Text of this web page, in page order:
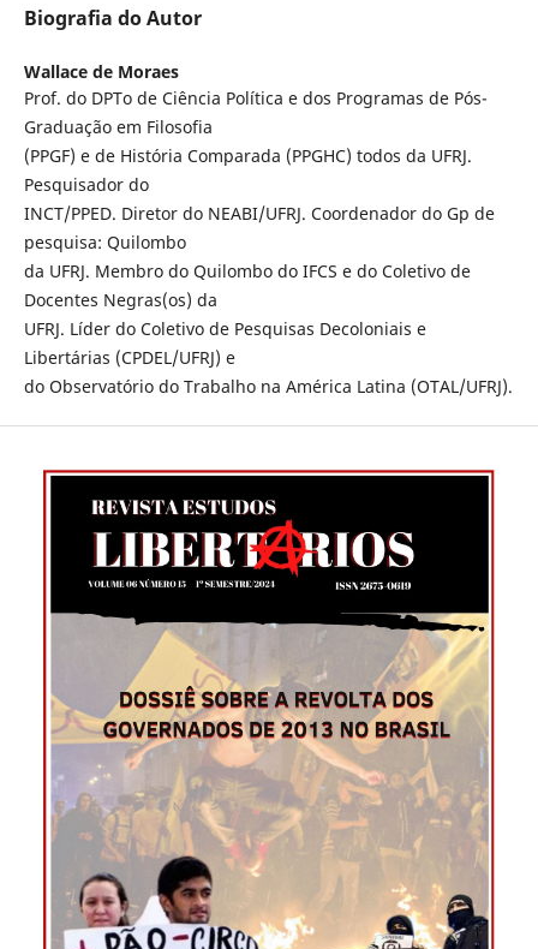
Biografia do Autor
Wallace de Moraes
Prof. do DPTo de Ciência Política e dos Programas de Pós-
Graduação em Filosofia
(PPGF) e de História Comparada (PPGHC) todos da UFRJ.
Pesquisador do
INCT/PPED. Diretor do NEABI/UFRJ. Coordenador do Gp de
pesquisa: Quilombo
da UFRJ. Membro do Quilombo do IFCS e do Coletivo de
Docentes Negras(os) da
UFRJ. Líder do Coletivo de Pesquisas Decoloniais e
Libertárias (CPDEL/UFRJ) e
do Observatório do Trabalho na América Latina (OTAL/UFRJ).